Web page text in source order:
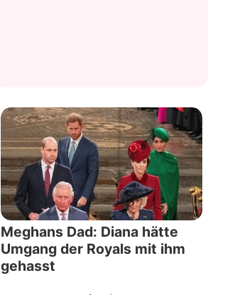
Meghans Dad: Diana hätte
Umgang der Royals mit ihm
gehasst